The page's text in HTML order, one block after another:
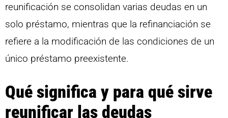
reunificación se consolidan varias deudas en un
solo préstamo, mientras que la refinanciación se
refiere a la modificación de las condiciones de un
único préstamo preexistente.
Qué significa y para qué sirve
reunificar las deudas